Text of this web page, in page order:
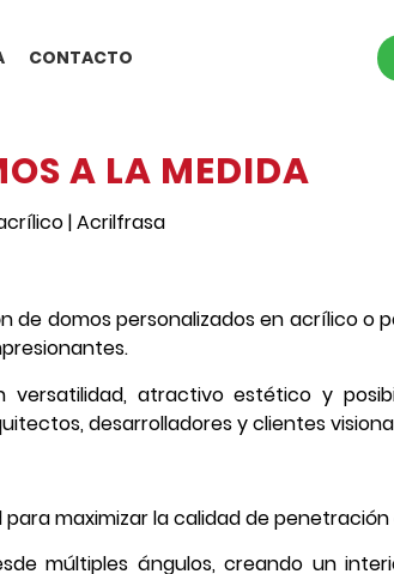
CONTACTO
A LA MEDIDA
domos personalizados en acrílico o
atractivo estético y
desarrolladores y clientes
maximizar la calidad de
múltiples ángulos, creando un